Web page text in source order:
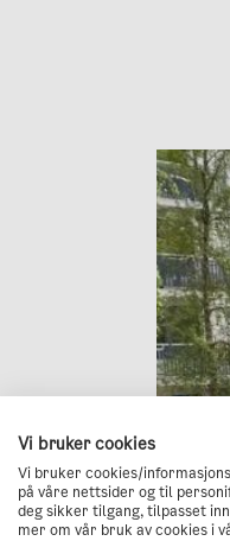
Vi bruker cookies
Vi bruker cookies/
på våre nettsider og til
deg sikker tilgang, tilpasset
mer om vår bruk av cookies i